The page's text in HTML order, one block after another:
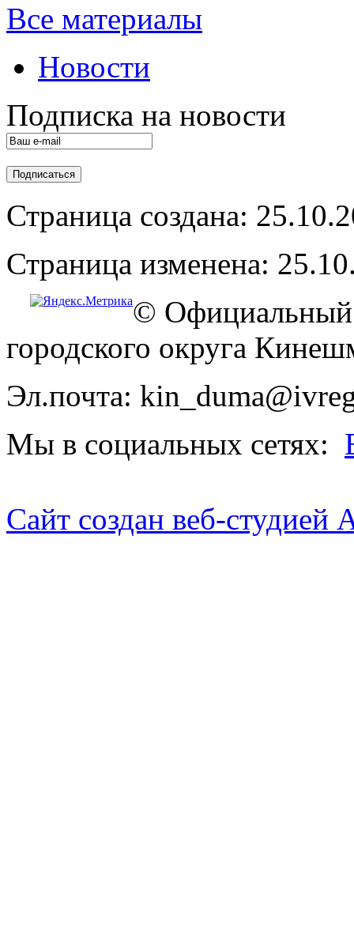
Все материалы
Новости
Подписка на новости
Страница создана:
Страница изменена:
© Официальный
городского округа
Эл.почта:
Мы в социальных сетях:
Сайт создан веб-студией